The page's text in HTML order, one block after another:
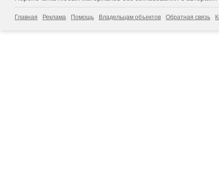
Главная Реклама Помощь Владельцам объектов Обратная связь